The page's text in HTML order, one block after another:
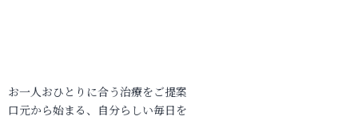
お一人おひとりに合う治療をご提案
口元から始まる、自分らしい毎日を